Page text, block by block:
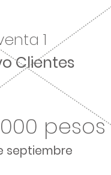
1
Clientes
pesos
septiembre